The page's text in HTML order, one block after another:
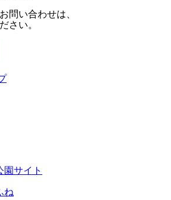
問い合わせは、
さい。